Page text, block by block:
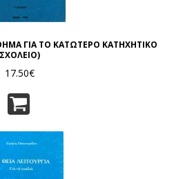
ΓΙΑ ΤΟ ΚΑΤΩΤΕΡΟ ΚΑΤΗΧΗΤΙΚΟ
ΣΧΟΛΕΙΟ)
17.50€